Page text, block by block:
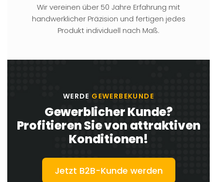
Wir vereinen über 50 Jahre Erfahrung mit
handwerklicher Präzision und fertigen jedes
Produkt individuell nach Maß.
WERDE GEWERBEKUNDE
Gewerblicher Kunde?
Profitieren Sie von attraktiven
Konditionen!
Jetzt B2B-Kunde werden